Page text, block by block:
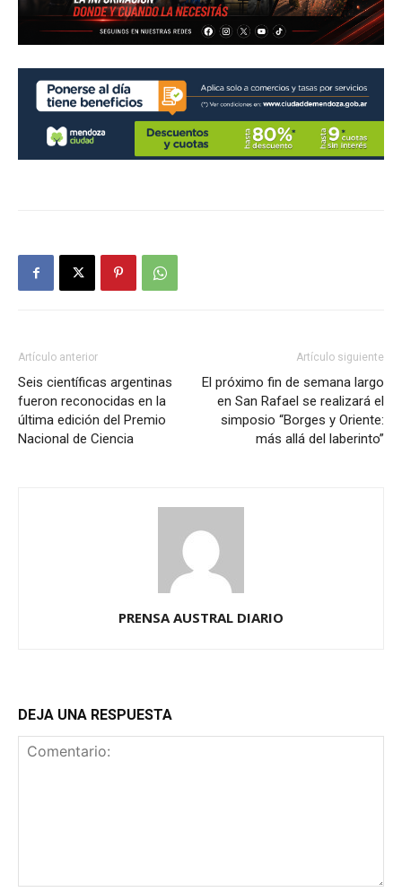
Artículo anterior
Seis científicas argentinas
fueron reconocidas en la
última edición del Premio
Nacional de Ciencia
Artículo siguiente
El próximo fin de semana largo
en San Rafael se realizará el
simposio “Borges y Oriente:
más allá del laberinto”
PRENSA AUSTRAL DIARIO
DEJA UNA RESPUESTA